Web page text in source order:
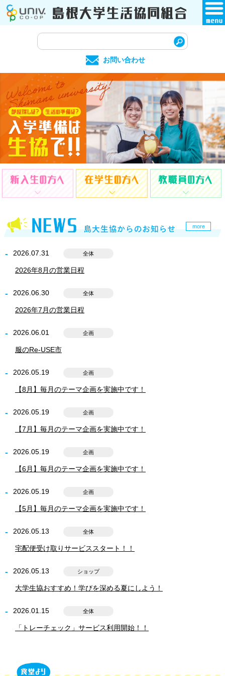
このページの本文へ
サ
内
検
索
お問い合わせ
more
2026.07.31 全体
2026年8月の営業日程
2026.06.30 全体
2026年7月の営業日程
2026.06.01 企画
服のRe-USE市
2026.05.19 企画
【8月】毎月のテーマ企画を実施中です！
2026.05.19 企画
【7月】毎月のテーマ企画を実施中です！
2026.05.19 企画
【6月】毎月のテーマ企画を実施中です！
2026.05.19 企画
【5月】毎月のテーマ企画を実施中です！
2026.05.13 全体
宅配便受け取りサービススタート！！
2026.05.13 ショップ
大学生協おすすめ！学びを深める夏にしよう！
2026.01.15 全体
「トレーチェック」サービス利用開始！！